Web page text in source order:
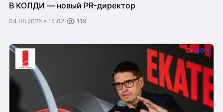
В КОЛДИ — новый PR-директор
04.08.2026 в 14:02 119